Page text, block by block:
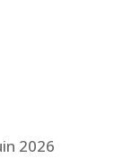
2026